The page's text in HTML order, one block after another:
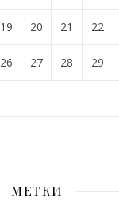
19 20 21 22
26 27 28 29
МЕТКИ